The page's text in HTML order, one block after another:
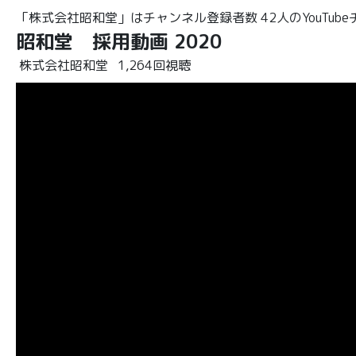
「株式会社昭和堂」はチャンネル登録者数 42人のYouTube
昭和堂 採用動画 2020
株式会社昭和堂 1,264回視聴